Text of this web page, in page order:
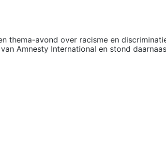
thema-avond over racisme en
Amnesty International en stond